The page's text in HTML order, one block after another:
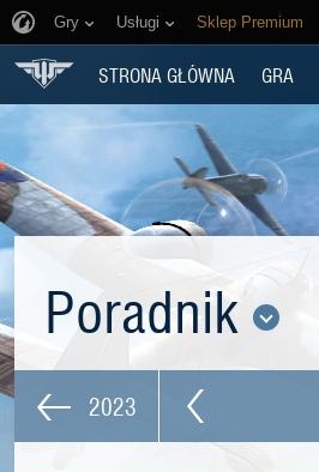
Gry Usługi Sklep Premium
STRONA GŁÓWNA GRA
Poradnik
2023